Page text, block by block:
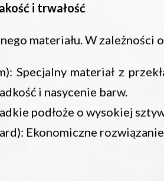
i trwałość
materiału. W
Specjalny materiał z
i nasycenie barw.
podłoże o wysokiej
Ekonomiczne